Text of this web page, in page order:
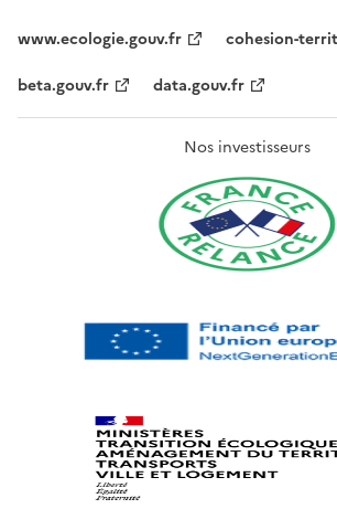
www.ecologie.gouv.fr
cohesion-
beta.gouv.fr
data.gouv.fr
Nos investisseurs